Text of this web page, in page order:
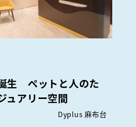
生 ペットと人のた
ュアリー空間
Dyplus 麻布台